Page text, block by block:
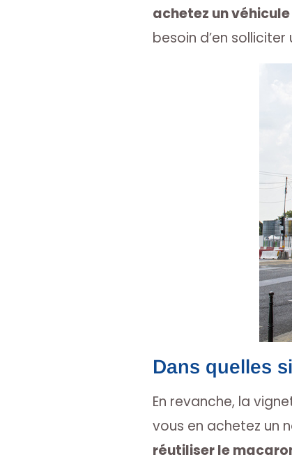
achetez un
besoin d’en solliciter
Dans quelles
En revanche, la
vous en achetez un
réutiliser le